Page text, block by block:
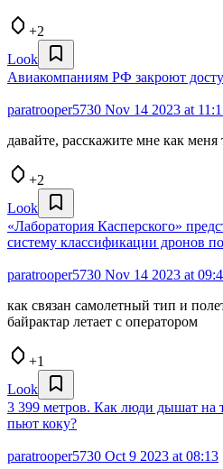
+2
Look
Авиакомпаниям РФ закроют
paratrooper5730 Nov 14 2023 at
давайте, расскажите мне как меня
+2
Look
«Лаборатория Касперского»
систему классификации дронов
paratrooper5730 Nov 14 2023 at
как связан самолетный тип и
байрактар летает с оператором
+1
Look
3 399 метров. Как люди дышат на
пьют коку?
paratrooper5730 Oct 9 2023 at 08:13